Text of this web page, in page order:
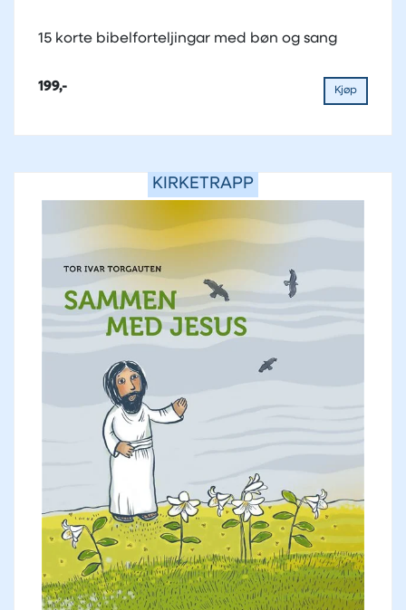
15 korte bibelforteljingar med bøn og sang
199,- Kjøp
KIRKETRAPP